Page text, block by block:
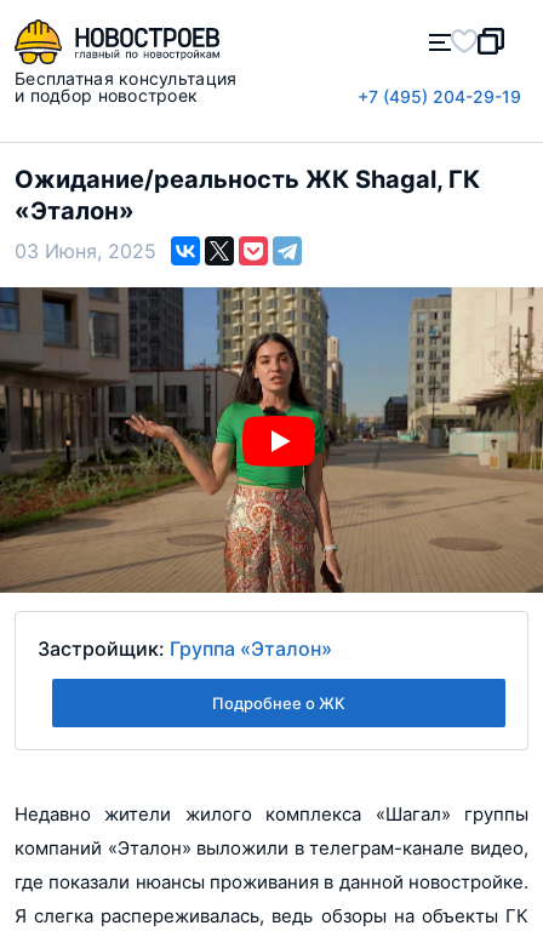
Бесплатная консультация
и подбор новостроек
+7 (495) 204-29-19
Ожидание/реальность ЖК Shagal, ГК
«Эталон»
03 Июня, 2025
Застройщик: Группа «Эталон»
Подробнее о ЖК
Недавно жители жилого комплекса «Шагал» группы
компаний «Эталон» выложили в телеграм-канале видео,
где показали нюансы проживания в данной новостройке.
Я слегка распереживалась, ведь обзоры на объекты ГК